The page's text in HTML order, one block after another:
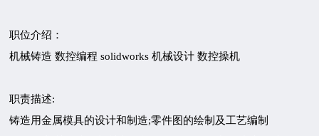
职位介绍：
机械铸造 数控编程 solidworks 机械设计 数控操机
职责描述:
铸造用金属模具的设计和制造;零件图的绘制及工艺编制